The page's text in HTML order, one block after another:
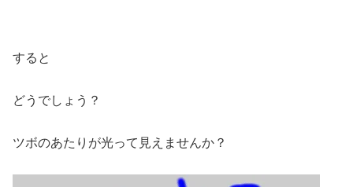
すると
どうでしょう？
ツボのあたりが光って見えませんか？